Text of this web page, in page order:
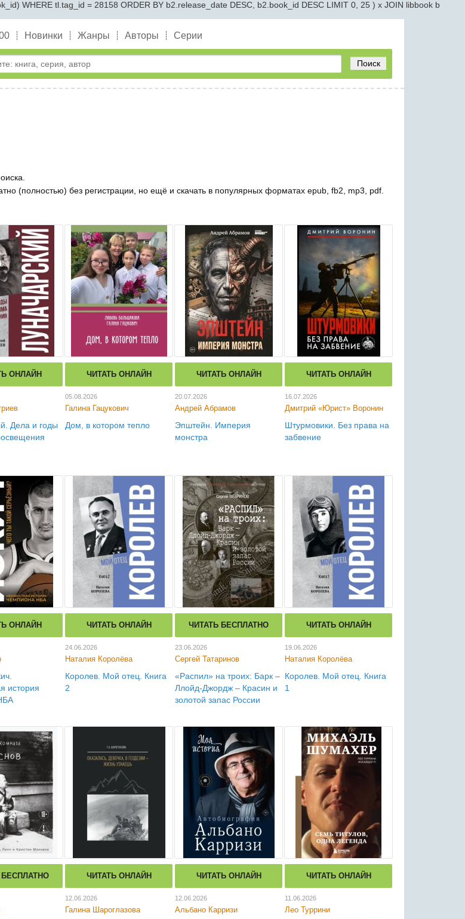
WHERE tl.tag_id = 28158 ORDER BY b2.release_date DESC, b2.book_id DESC LIMIT 0, 25 ) x JOIN libbook b
Новинки Жанры Авторы Серии
Поиск
(полностью) без регистрации, но ещё и скачать в популярных форматах epub, fb2, mp3, pdf.
ОНЛАЙН
Дела и годы
ЧИТАТЬ ОНЛАЙН
05.08.2026
Галина Гацукович
Дом, в котором тепло
ЧИТАТЬ ОНЛАЙН
20.07.2026
Андрей Абрамов
Эпштейн. Империя
монстра
ЧИТАТЬ ОНЛАЙН
16.07.2026
Дмитрий «Юрист» Воронин
Штурмовики. Без права на
забвение
ОНЛАЙН
история
ЧИТАТЬ ОНЛАЙН
24.06.2026
Наталия Королёва
Королев. Мой отец. Книга
2
ЧИТАТЬ БЕСПЛАТНО
23.06.2026
Сергей Татаринов
«Распил» на троих: Барк –
Ллойд-Джордж – Красин и
золотой запас России
ЧИТАТЬ ОНЛАЙН
19.06.2026
Наталия Королёва
Королев. Мой отец. Книга
1
БЕСПЛАТНО ЧИТАТЬ ОНЛАЙН
12.06.2026
Галина Шароглазова
ЧИТАТЬ ОНЛАЙН
12.06.2026
Альбано Карризи
ЧИТАТЬ ОНЛАЙН
11.06.2026
Лео Туррини